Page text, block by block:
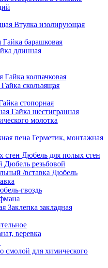
Втулка изолирующая
Гайка барашковая
длинная
Гайка колпачковая
Гайка скользящая
стопорная
Гайка шестигранная
молотка
Герметик, монтажная
Дюбель для полых стен
Дюбель резьбовой
Дюбель
гвоздь
Заклепка закладная
веревка
смолой для химического